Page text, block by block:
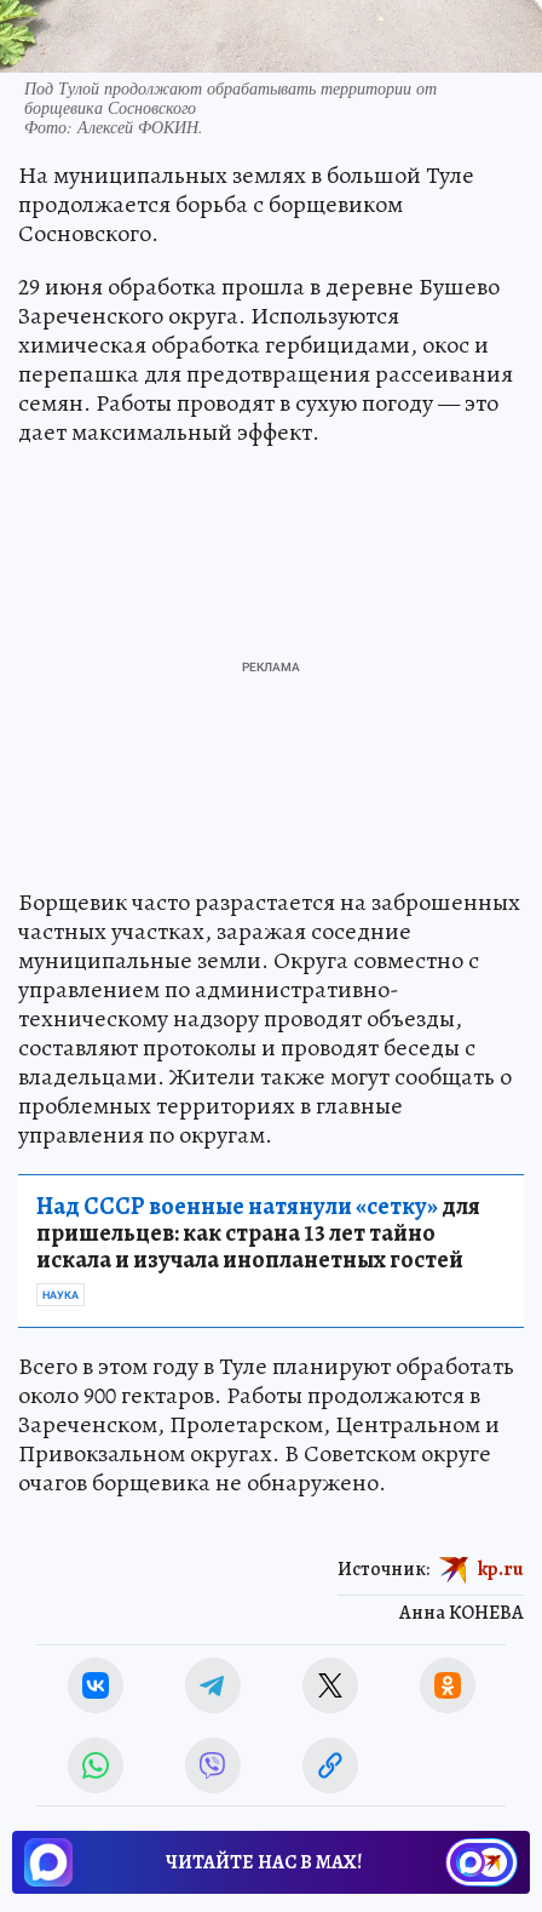
Под Тулой продолжают обрабатывать территории от
борщевика Сосновского
Фото:Алексей ФОКИН.
На муниципальных землях в большой Туле
продолжается борьба с борщевиком
Сосновского.
29 июня обработка прошла в деревне Бушево
Зареченского округа. Используются
химическая обработка гербицидами, окос и
перепашка для предотвращения рассеивания
семян. Работы проводят в сухую погоду — это
дает максимальный эффект.
Борщевик часто разрастается на заброшенных
частных участках, заражая соседние
муниципальные земли. Округа совместно с
управлением по административно-
техническому надзору проводят объезды,
составляют протоколы и проводят беседы с
владельцами. Жители также могут сообщать о
проблемных территориях в главные
управления по округам.
Над СССР военные натянули «сетку»для
пришельцев: как страна 13 лет тайно
искала и изучала инопланетных гостей
НАУКА
Всего в этом году в Туле планируют обработать
около 900 гектаров. Работы продолжаются в
Зареченском, Пролетарском, Центральном и
Привокзальном округах. В Советском округе
очагов борщевика не обнаружено.
Анна КОНЕВА
Источник: kp.ru
ЧИТАЙТЕ НАС В МАХ!